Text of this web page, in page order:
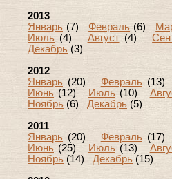
2013
Январь (7)Февраль (6)
Июль (4) Август(4)
Декабрь (3)
2012
Январь (20) Февраль
Июнь (12) Июль(10)
Ноябрь (6) Декабрь (5)
2011
Январь (20) Февраль
Июнь (25) Июль(13)
Ноябрь (14) Декабрь (15)